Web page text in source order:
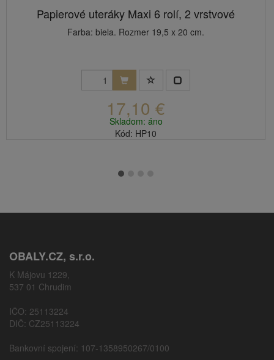
Papierové uteráky Maxi 6 rolí, 2 vrstvové
Farba: biela. Rozmer 19,5 x 20 cm.
17,10 €
Skladom: áno
Kód: HP10
OBALY.CZ, s.r.o.
K Májovu 1229,
537 01 Chrudim
IČO: 25113224
DIČ: CZ25113224
Bankovní spojení: 107-1358950267/0100